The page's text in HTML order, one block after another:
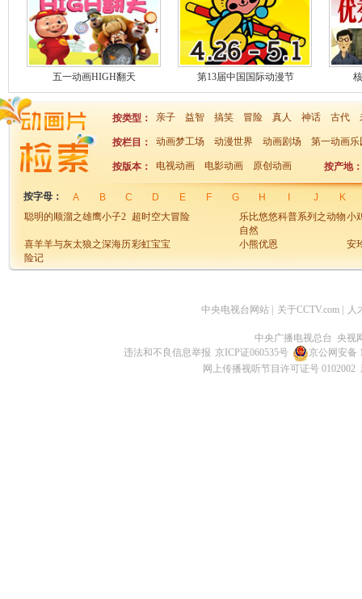
五一动画HIGH翻天 第13届中国国际动漫节
按类型： 亲子 益智 搞笑 冒险 真人 神话 古代
按栏目： 动画梦工场 动漫世界 动画剧场 第一动画乐
按版本： 电视动画 电影动画 原创动画 按产地：
按字母： A B C D E F G H J
K
聪明的顺溜之雄鹰小子2 超时空大冒险
乐比悠悠科普系列之动物
自然
小
喜羊羊与灰太狼之深海历
险记
彩虹宝宝 小熊优恩 安
熊出没之奇幻空间 美食大冒险之文明之旅 星兽猎人 我
中央电视台网站 关于CCTV.com 人
中央广播电视总台 央视
违法和不良信息举报 京ICP证060535号
京公网安备
网上传播视听节目许可证号 0102002